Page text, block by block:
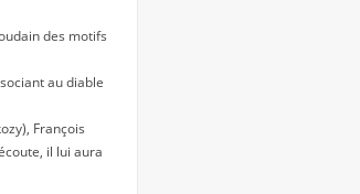
des motifs
au diable
François
il lui aura